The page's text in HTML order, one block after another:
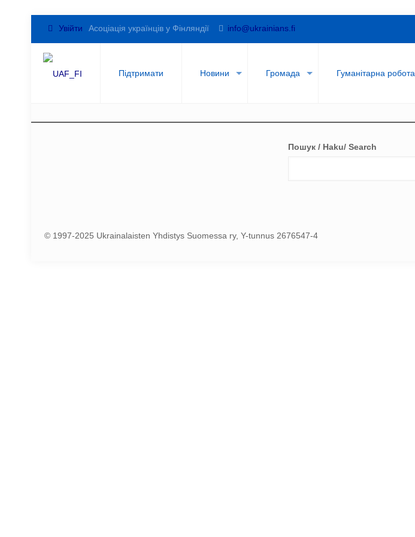
Увійти Асоціація українців у Фінляндії info@ukrainians.fi
Підтримати Новини Громада Гуманітарна робота
Пошук / Haku/ Search
© 1997-2025 Ukrainalaisten Yhdistys Suomessa ry, Y-tunnus 2676547-4